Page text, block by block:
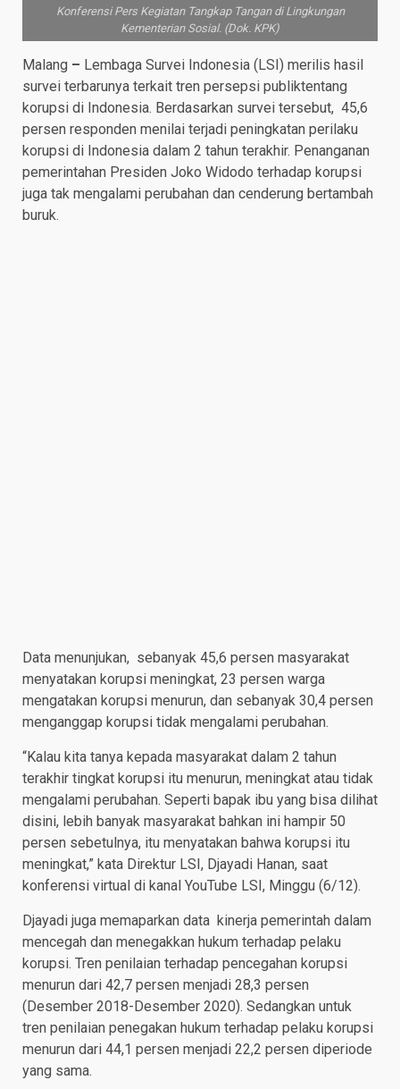
Konferensi Pers Kegiatan Tangkap Tangan di Lingkungan
Kementerian Sosial. (Dok. KPK)
Malang – Lembaga Survei Indonesia (LSI) merilis hasil
survei terbarunya terkait tren persepsi publiktentang
korupsi di Indonesia. Berdasarkan survei tersebut, 45,6
persen responden menilai terjadi peningkatan perilaku
korupsi di Indonesia dalam 2 tahun terakhir. Penanganan
pemerintahan Presiden Joko Widodo terhadap korupsi
juga tak mengalami perubahan dan cenderung bertambah
buruk.
Data menunjukan, sebanyak 45,6 persen masyarakat
menyatakan korupsi meningkat, 23 persen warga
mengatakan korupsi menurun, dan sebanyak 30,4 persen
menganggap korupsi tidak mengalami perubahan.
“Kalau kita tanya kepada masyarakat dalam 2 tahun
terakhir tingkat korupsi itu menurun, meningkat atau tidak
mengalami perubahan. Seperti bapak ibu yang bisa dilihat
disini, lebih banyak masyarakat bahkan ini hampir 50
persen sebetulnya, itu menyatakan bahwa korupsi itu
meningkat,” kata Direktur LSI, Djayadi Hanan, saat
konferensi virtual di kanal YouTube LSI, Minggu (6/12).
Djayadi juga memaparkan data kinerja pemerintah dalam
mencegah dan menegakkan hukum terhadap pelaku
korupsi. Tren penilaian terhadap pencegahan korupsi
menurun dari 42,7 persen menjadi 28,3 persen
(Desember 2018-Desember 2020). Sedangkan untuk
tren penilaian penegakan hukum terhadap pelaku korupsi
menurun dari 44,1 persen menjadi 22,2 persen diperiode
yang sama.